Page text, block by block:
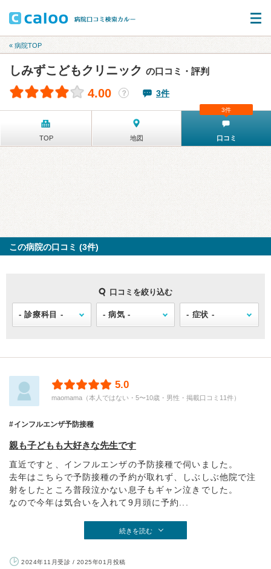
« 病院TOP
しみずこどもクリニック の口コミ・評判
4.00 ？ 3件
TOP 地図 口コミ
3件
この病院の口コミ (3件)
口コミを絞り込む
5.0
maomama（本人ではない・5〜10歳・男性・掲載口コミ11件）
インフルエンザ予防接種
親も子どもも大好きな先生です
直近ですと、インフルエンザの予防接種で伺いました。
去年はこちらで予防接種の予約が取れず、しぶしぶ他院で注
射をしたところ普段泣かない息子もギャン泣きでした。
なので今年は気合いを入れて9月頭に予約...
続きを読む
2024年11月受診 / 2025年01月投稿